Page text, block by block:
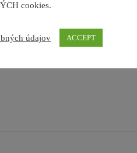
smell of roses
NEWS,TRAVEL
cookies.
údajov ACCEPT